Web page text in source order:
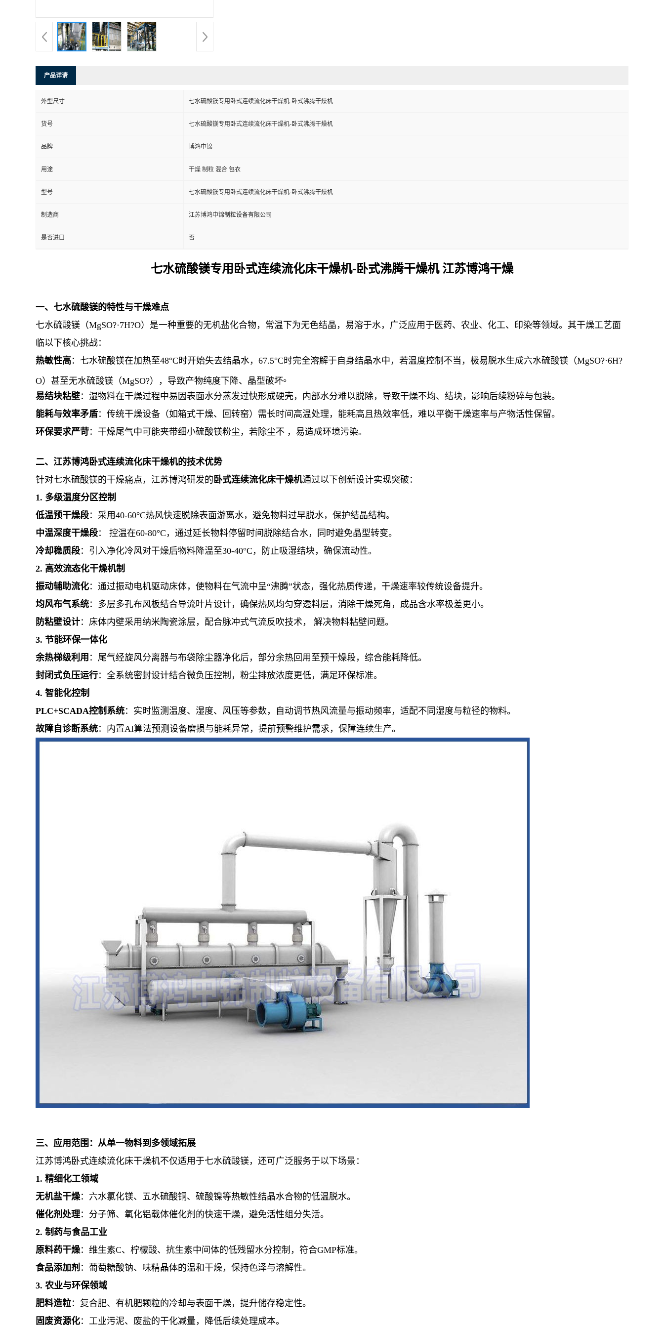
产品详请
外型尺寸 七水硫酸镁专用卧式连续流化床干燥机-卧式沸腾干燥机
货号 七水硫酸镁专用卧式连续流化床干燥机-卧式沸腾干燥机
品牌 博鸿中锦
用途 干燥 制粒 混合 包衣
型号 七水硫酸镁专用卧式连续流化床干燥机-卧式沸腾干燥机
制造商 江苏博鸿中锦制粒设备有限公司
是否进口 否
七水硫酸镁专用卧式连续流化床干燥机-卧式沸腾干燥机 江苏博鸿干燥
一、七水硫酸镁的特性与干燥难点
七水硫酸镁（MgSO?·7H?O）是一种重要的无机盐化合物，常温下为无色结晶，易溶于水，广泛应用于医药、农业、化工、印染等领域。其干燥工艺面
临以下核心挑战：
热敏性高：七水硫酸镁在加热至48°C时开始失去结晶水，67.5°C时完全溶解于自身结晶水中，若温度控制不当，极易脱水生成六水硫酸镁（MgSO?·6H?
O）甚至无水硫酸镁（MgSO?），导致产物纯度下降、晶型破坏。
易结块粘壁：湿物料在干燥过程中易因表面水分蒸发过快形成硬壳，内部水分难以脱除，导致干燥不均、结块，影响后续粉碎与包装。
能耗与效率矛盾：传统干燥设备（如箱式干燥、回转窑）需长时间高温处理，能耗高且热效率低，难以平衡干燥速率与产物活性保留。
环保要求严苛：干燥尾气中可能夹带细小硫酸镁粉尘，若除尘不 ，易造成环境污染。
二、江苏博鸿卧式连续流化床干燥机的技术优势
针对七水硫酸镁的干燥痛点，江苏博鸿研发的 卧式连续流化床干燥机通过以下创新设计实现突破：
1. 多级温度分区控制
低温预干燥段：采用40-60°C热风快速脱除表面游离水，避免物料过早脱水，保护结晶结构。
中温深度干燥段： 控温在60-80°C，通过延长物料停留时间脱除结合水，同时避免晶型转变。
冷却稳质段：引入净化冷风对干燥后物料降温至30-40°C，防止吸湿结块，确保流动性。
2. 高效流态化干燥机制
振动辅助流化：通过振动电机驱动床体，使物料在气流中呈“沸腾”状态，强化热质传递，干燥速率较传统设备提升。
均风布气系统：多层多孔布风板结合导流叶片设计，确保热风均匀穿透料层，消除干燥死角，成品含水率极差更小。
防粘壁设计：床体内壁采用纳米陶瓷涂层，配合脉冲式气流反吹技术， 解决物料粘壁问题。
3. 节能环保一体化
余热梯级利用 ：尾气经旋风分离器与布袋除尘器净化后，部分余热回用至预干燥段，综合能耗降低。
封闭式负压运行：全系统密封设计结合微负压控制，粉尘排放浓度更低，满足环保标准。
4. 智能化控制
PLC+SCADA控制系统：实时监测温度、湿度、风压等参数，自动调节热风流量与振动频率，适配不同湿度与粒径的物料。
故障自诊断系统：内置AI算法预测设备磨损与能耗异常，提前预警维护需求，保障连续生产。
三、应用范围：从单一物料到多领域拓展
江苏博鸿卧式连续流化床干燥机不仅适用于七水硫酸镁，还可广泛服务于以下场景：
1. 精细化工领域
无机盐干燥：六水氯化镁、五水硫酸铜、硫酸镍等热敏性结晶水合物的低温脱水。
催化剂处理：分子筛、氧化铝载体催化剂的快速干燥，避免活性组分失活。
2. 制药与食品工业
原料药干燥：维生素C、柠檬酸、抗生素中间体的低残留水分控制，符合GMP标准。
食品添加剂 ：葡萄糖酸钠、味精晶体的温和干燥，保持色泽与溶解性。
3. 农业与环保领域
肥料造粒：复合肥、有机肥颗粒的冷却与表面干燥，提升储存稳定性。
固废资源化：工业污泥、废盐的干化减量，降低后续处理成本。